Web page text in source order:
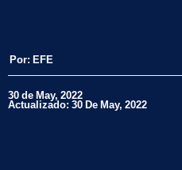
Por: EFE
30 de May, 2022
Actualizado: 30 De May, 2022